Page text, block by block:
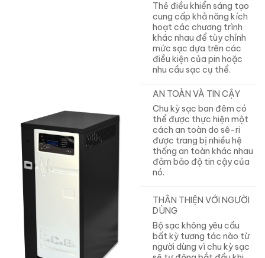
Thẻ điều khiển sáng tạo
cung cấp khả năng kích
hoạt các chương trình
khác nhau để tùy chỉnh
mức sạc dựa trên các
điều kiện của pin hoặc
nhu cầu sạc cụ thể.
AN TOÀN VÀ TIN CẬY
Chu kỳ sạc ban đêm có
thể được thực hiện một
cách an toàn do sê-ri
được trang bị nhiều hệ
thống an toàn khác nhau
đảm bảo độ tin cậy của
nó.
THÂN THIỆN VỚI NGƯỜI
DÙNG
Bộ sạc không yêu cầu
bất kỳ tương tác nào từ
người dùng vì chu kỳ sạc